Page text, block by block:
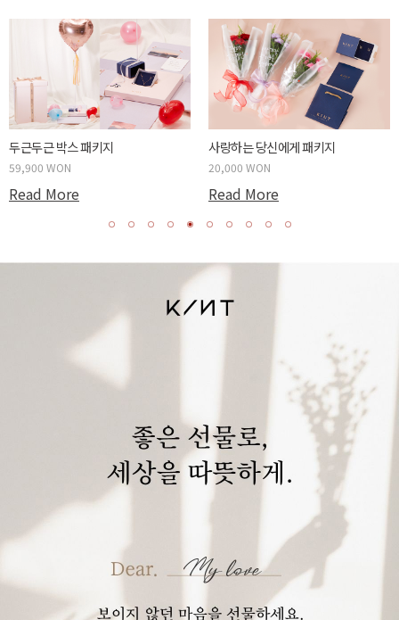
두근두근 박스 패키지
59,900 WON
Read More
사랑하는 당신에게 패키지
20,000 WON
Read More